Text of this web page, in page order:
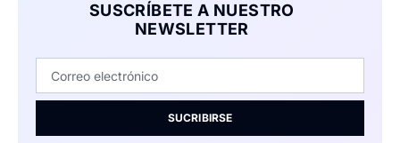
SUSCRÍBETE A NUESTRO
NEWSLETTER
SUCRIBIRSE